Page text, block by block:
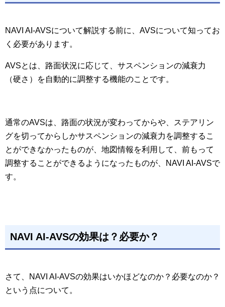
NAVI AI-AVSについて解説する前に、AVSについて知ってお
く必要があります。
AVSとは、路面状況に応じて、サスペンションの減衰力
（硬さ）を自動的に調整する機能のことです。
通常のAVSは、路面の状況が変わってからや、ステアリン
グを切ってからしかサスペンションの減衰力を調整するこ
とができなかったものが、地図情報を利用して、前もって
調整することができるようになったものが、NAVI AI-AVSで
す。
NAVI AI-AVSの効果は？必要か？
さて、NAVI AI-AVSの効果はいかほどなのか？必要なのか？
という点について。